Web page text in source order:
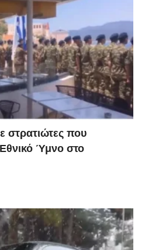
στρατιώτες που
Ύμνο στο